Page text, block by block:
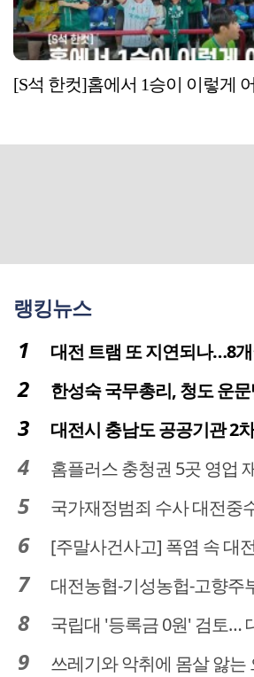
[S석 한컷]홈에서 1승이 이렇게
랭킹뉴스
대전 트램 또 지연되나…8개월째 호남선 비
한성숙 국무총리, 청도 운
대전시 충남도 공공기관 2차이전
홈플러스 충청권 5곳 영업 재개…
국가재정범죄 수사 대전중수청으로… 관세
[주말사건사고] 폭염 속 대전·충남서 아파트 화재
대전농협-기성농헙-고향주부모임대전시지회,
국립대 '등록금 0원' 검토… 대전
쓰레기와 악취에 몸살 앓는